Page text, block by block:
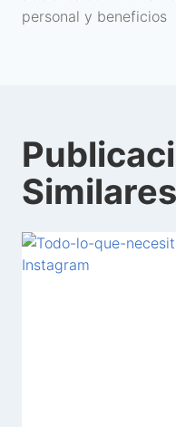
personal y beneficios
Similares